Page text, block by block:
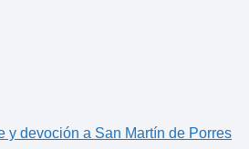
y devoción a San Martín de Porres